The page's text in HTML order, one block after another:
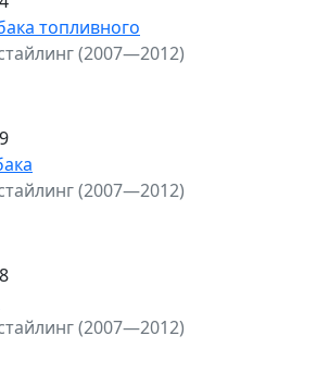
топливного
(2007—2012)
(2007—2012)
(2007—2012)